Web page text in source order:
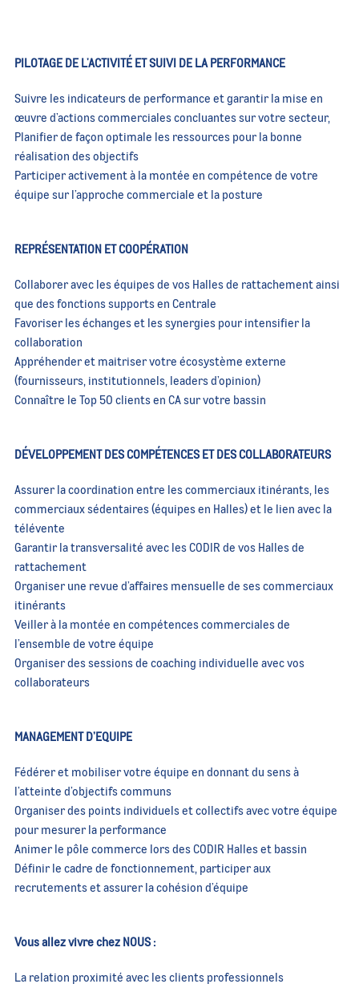
PILOTAGE DE L'ACTIVITÉ ET SUIVI DE LA PERFORMANCE
Suivre les indicateurs de performance et garantir la mise en
œuvre d’actions commerciales concluantes sur votre secteur,
Planifier de façon optimale les ressources pour la bonne
réalisation des objectifs
Participer activement à la montée en compétence de votre
équipe sur l’approche commerciale et la posture
REPRÉSENTATION ET COOPÉRATION
Collaborer avec les équipes de vos Halles de rattachement ainsi
que des fonctions supports en Centrale
Favoriser les échanges et les synergies pour intensifier la
collaboration
Appréhender et maitriser votre écosystème externe
(fournisseurs, institutionnels, leaders d’opinion)
Connaître le Top 50 clients en CA sur votre bassin
DÉVELOPPEMENT DES COMPÉTENCES ET DES COLLABORATEURS
Assurer la coordination entre les commerciaux itinérants, les
commerciaux sédentaires (équipes en Halles) et le lien avec la
télévente
Garantir la transversalité avec les CODIR de vos Halles de
rattachement
Organiser une revue d’affaires mensuelle de ses commerciaux
itinérants
Veiller à la montée en compétences commerciales de
l’ensemble de votre équipe
Organiser des sessions de coaching individuelle avec vos
collaborateurs
MANAGEMENT D’EQUIPE
Fédérer et mobiliser votre équipe en donnant du sens à
l’atteinte d’objectifs communs
Organiser des points individuels et collectifs avec votre équipe
pour mesurer la performance
Animer le pôle commerce lors des CODIR Halles et bassin
Définir le cadre de fonctionnement, participer aux
recrutements et assurer la cohésion d’équipe
Vous allez vivre chez NOUS :
La relation proximité avec les clients professionnels